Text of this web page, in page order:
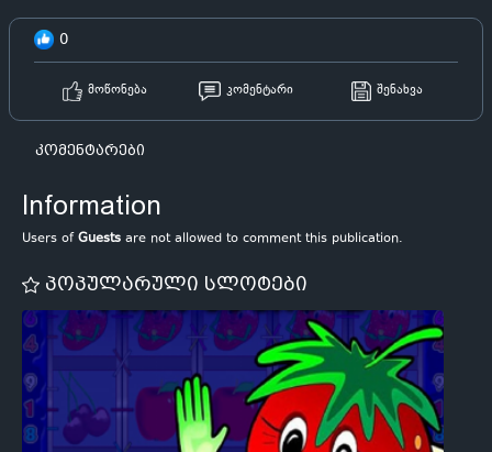
0
მოწონება კომენტარი შენახვა
კომენტარები
Information
Users ofGuests are not allowed to comment this publication.
პოპულარული სლოტები